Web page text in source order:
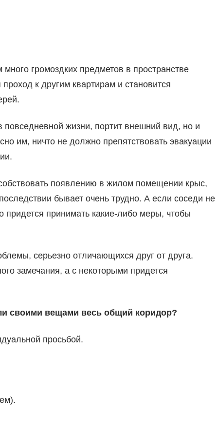
громоздких предметов в пространстве
к другим квартирам и становится
повседневной жизни, портит внешний вид, но и
им, ничто не должно препятствовать эвакуации
появлению в жилом помещении крыс,
бывает очень трудно. А если соседи не
принимать какие-либо меры, чтобы
серьезно отличающихся друг от друга.
замечания, а с некоторыми придется
своими вещами весь общий коридор?
просьбой.